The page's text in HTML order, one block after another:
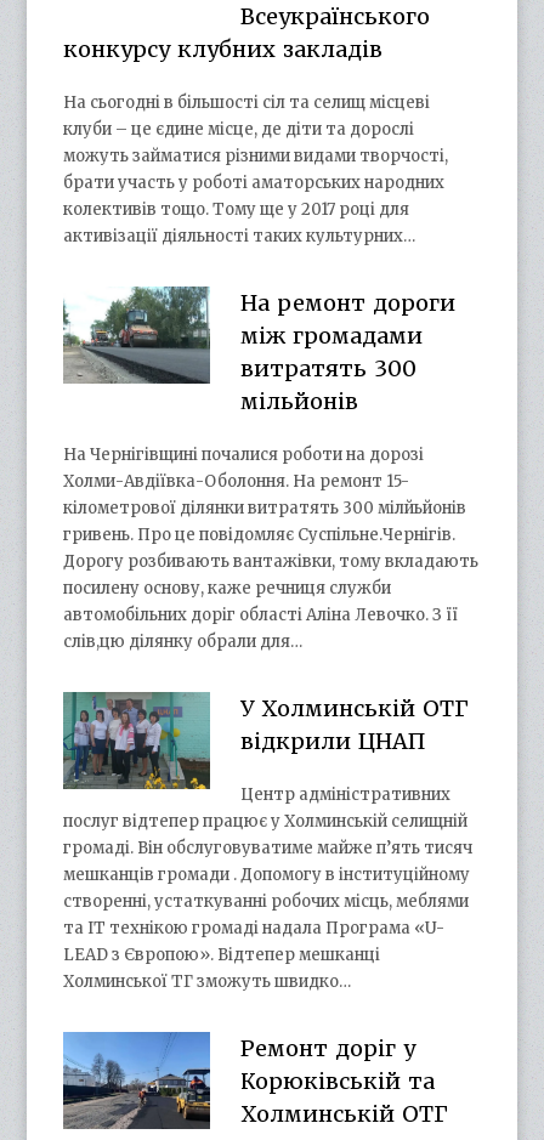
Всеукраїнського
конкурсу клубних закладів
На сьогодні в більшості сіл та селищ місцеві
клуби – це єдине місце, де діти та дорослі
можуть займатися різними видами творчості,
брати участь у роботі аматорських народних
колективів тощо. Тому ще у 2017 році для
активізації діяльності таких культурних…
На ремонт дороги
між громадами
витратять 300
мільйонів
На Чернігівщині почалися роботи на дорозі
Холми-Авдіївка-Оболоння. На ремонт 15-
кілометрової ділянки витратять 300 мілйьйонів
гривень. Про це повідомляє Суспільне.Чернігів.
Дорогу розбивають вантажівки, тому вкладають
посилену основу, каже речниця служби
автомобільних доріг області Аліна Левочко. З її
слів,цю ділянку обрали для…
У Холминській ОТГ
відкрили ЦНАП
Центр адміністративних
послуг відтепер працює у Холминській селищній
громаді. Він обслуговуватиме майже п’ять тисяч
мешканців громади . Допомогу в інституційному
створенні, устаткуванні робочих місць, меблями
та ІТ технікою громаді надала Програма «U-
LEAD з Європою». Відтепер мешканці
Холминської ТГ зможуть швидко…
Ремонт доріг у
Корюківській та
Холминській ОТГ